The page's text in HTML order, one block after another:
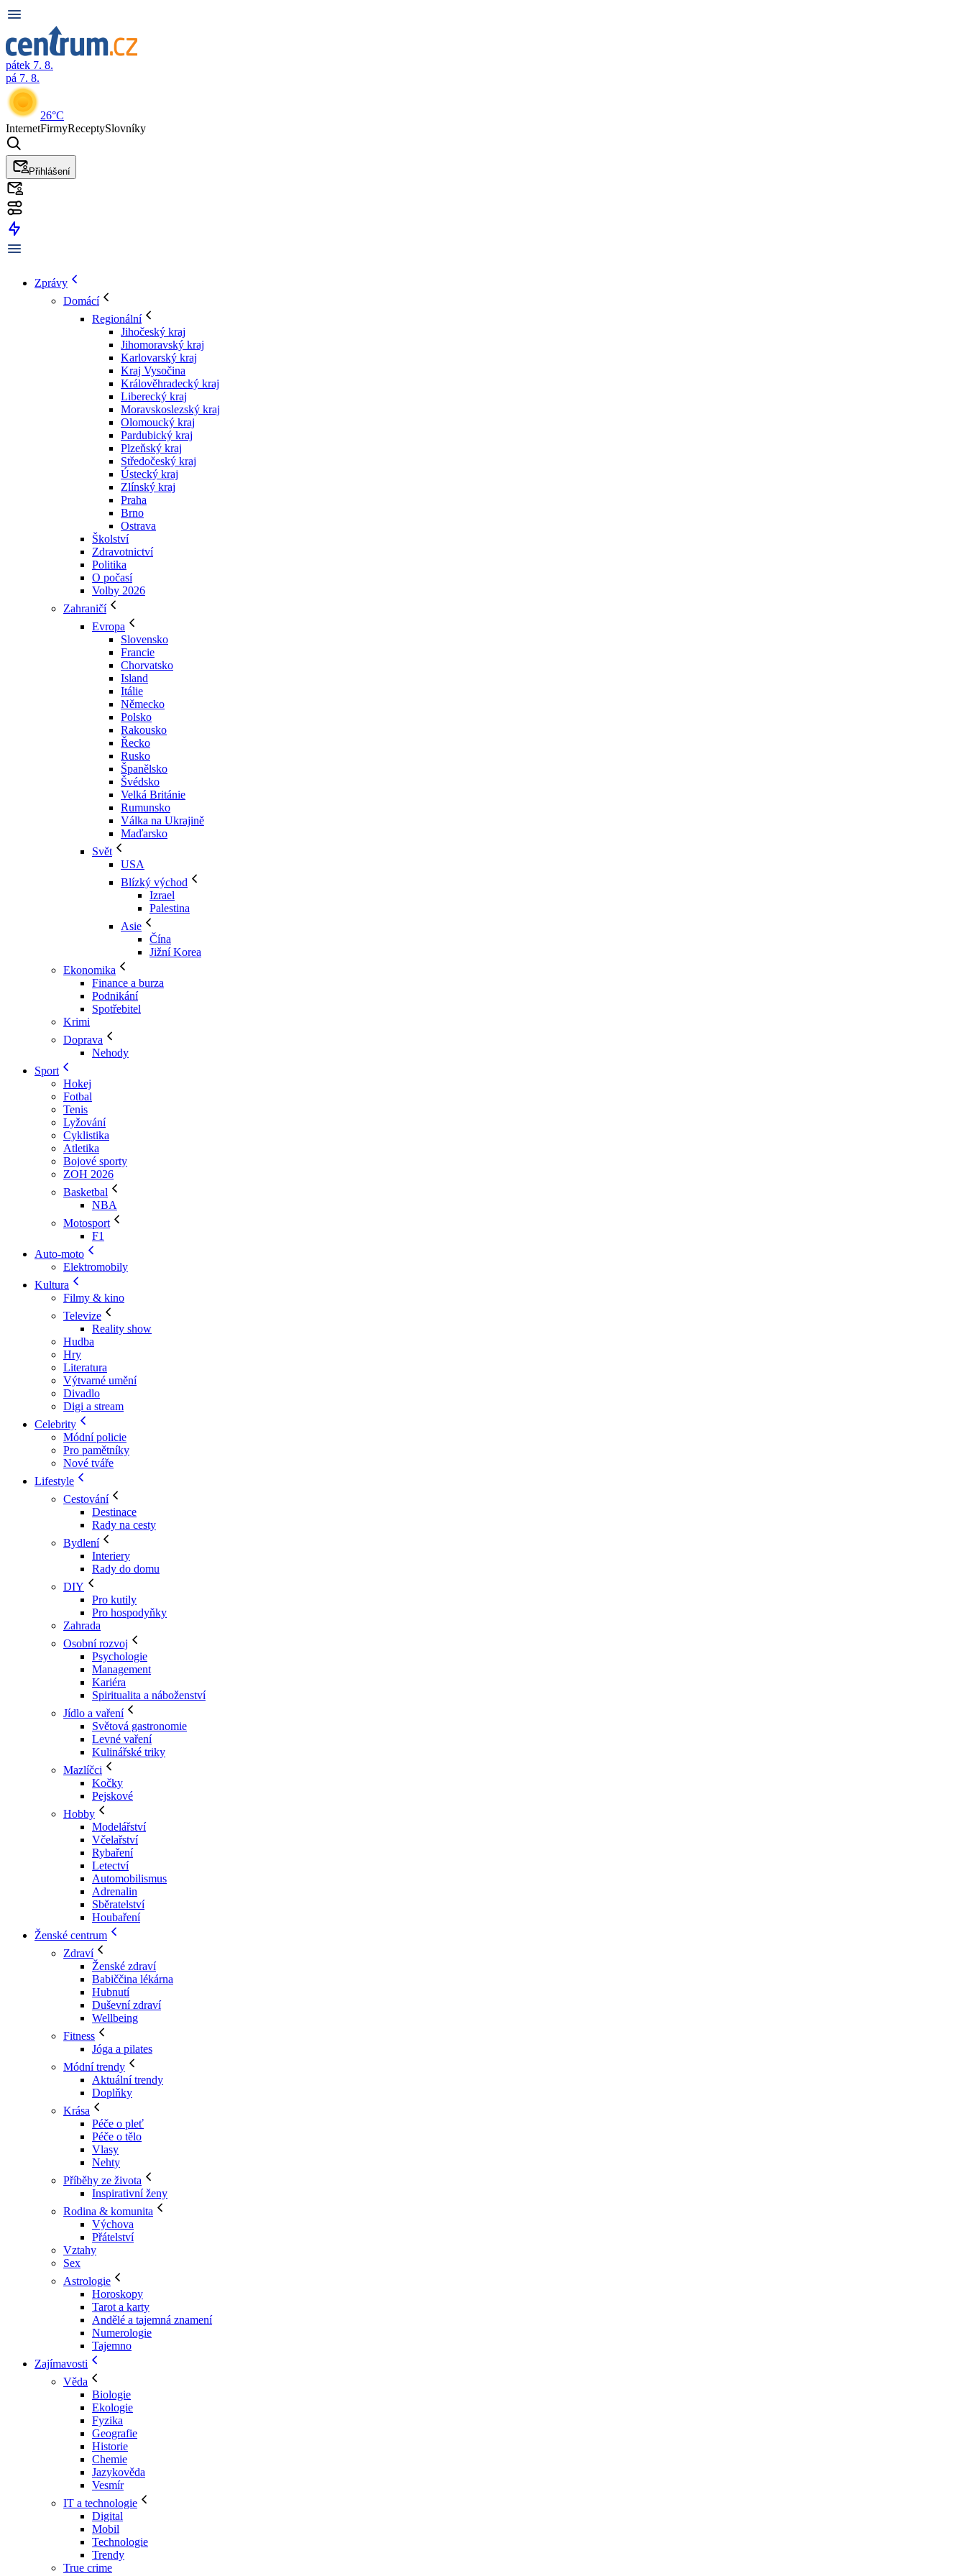
pátek 7. 8.
pá 7. 8.
26°C
InternetFirmyReceptySlovníky
Přihlášení
Zprávy
Domácí
Regionální
Jihočeský kraj
Jihomoravský kraj
Karlovarský kraj
Kraj Vysočina
Králověhradecký kraj
Liberecký kraj
Moravskoslezský kraj
Olomoucký kraj
Pardubický kraj
Plzeňský kraj
Středočeský kraj
Ústecký kraj
Zlínský kraj
Praha
Brno
Ostrava
Školství
Zdravotnictví
Politika
O počasí
Volby 2026
Zahraničí
Evropa
Slovensko
Francie
Chorvatsko
Island
Itálie
Německo
Polsko
Rakousko
Řecko
Rusko
Španělsko
Švédsko
Velká Británie
Rumunsko
Válka na Ukrajině
Maďarsko
Svět
USA
Blízký východ
Izrael
Palestina
Asie
Čína
Jižní Korea
Ekonomika
Finance a burza
Podnikání
Spotřebitel
Krimi
Doprava
Nehody
Sport
Hokej
Fotbal
Tenis
Lyžování
Cyklistika
Atletika
Bojové sporty
ZOH 2026
Basketbal
NBA
Motosport
F1
Auto-moto
Elektromobily
Kultura
Filmy & kino
Televize
Reality show
Hudba
Hry
Literatura
Výtvarné umění
Divadlo
Digi a stream
Celebrity
Módní policie
Pro pamětníky
Nové tváře
Lifestyle
Cestování
Destinace
Rady na cesty
Bydlení
Interiery
Rady do domu
DIY
Pro kutily
Pro hospodyňky
Zahrada
Osobní rozvoj
Psychologie
Management
Kariéra
Spiritualita a náboženství
Jídlo a vaření
Světová gastronomie
Levné vaření
Kulinářské triky
Mazlíčci
Kočky
Pejskové
Hobby
Modelářství
Včelařství
Rybaření
Letectví
Automobilismus
Adrenalin
Sběratelství
Houbaření
Ženské centrum
Zdraví
Ženské zdraví
Babiččina lékárna
Hubnutí
Duševní zdraví
Wellbeing
Fitness
Jóga a pilates
Módní trendy
Aktuální trendy
Doplňky
Krása
Péče o pleť
Péče o tělo
Vlasy
Nehty
Příběhy ze života
Inspirativní ženy
Rodina & komunita
Výchova
Přátelství
Vztahy
Sex
Astrologie
Horoskopy
Tarot a karty
Andělé a tajemná znamení
Numerologie
Tajemno
Zajímavosti
Věda
Biologie
Ekologie
Fyzika
Geografie
Historie
Chemie
Jazykověda
Vesmír
IT a technologie
Digital
Mobil
Technologie
Trendy
True crime